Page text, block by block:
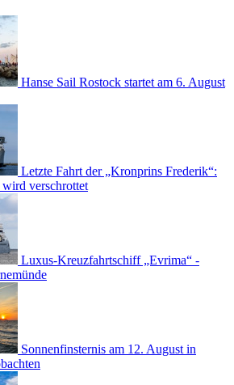
Hanse Sail Rostock startet am 6. August
Letzte Fahrt der „Kronprins Frederik“:
wird verschrottet
Luxus-Kreuzfahrtschiff „Evrima“ -
Sonnenfinsternis am 12. August in